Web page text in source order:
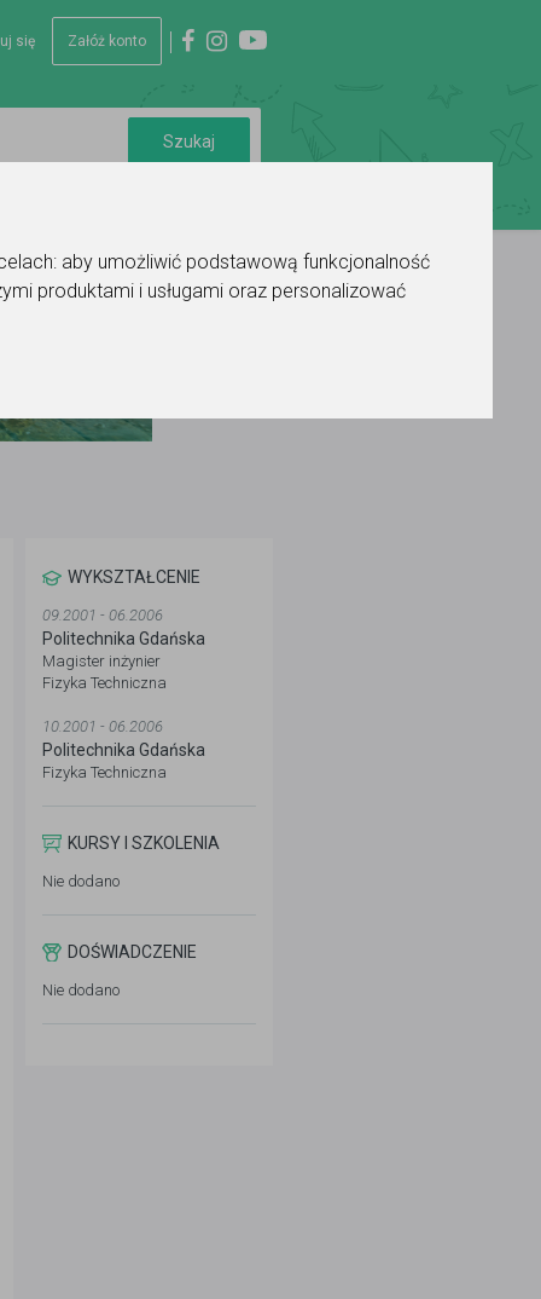
aby umożliwić podstawową funkcjonalność
produktami i usługami oraz personalizować
się Załóż konto
WYKSZTAŁCENIE
09.2001 - 06.2006
Politechnika Gdańska
Magister inżynier
Fizyka Techniczna
10.2001 - 06.2006
Politechnika Gdańska
Fizyka Techniczna
KURSY I SZKOLENIA
Nie dodano
DOŚWIADCZENIE
Nie dodano